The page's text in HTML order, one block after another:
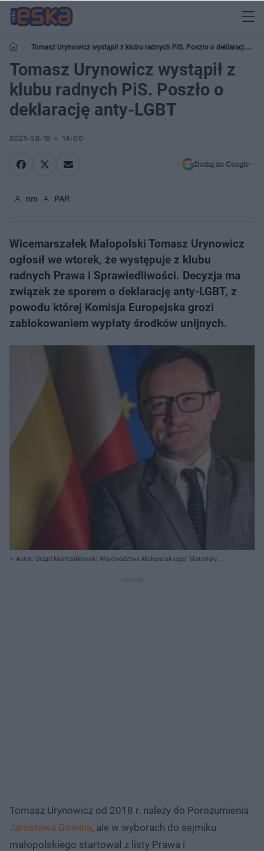
Tomasz Urynowicz wystąpił z klubu radnych PiS. Poszło o deklarację
anty-LGBT
Tomasz Urynowicz wystąpił z
klubu radnych PiS. Poszło o
deklarację anty-LGBT
2021-08-18 14:00
Dodaj do Google
nm PAP.
Wicemarszałek Małopolski Tomasz Urynowicz
ogłosił we wtorek, że występuje z klubu
radnych Prawa i Sprawiedliwości. Decyzja ma
związek ze sporem o deklarację anty-LGBT, z
powodu której Komisja Europejska grozi
zablokowaniem wypłaty środków unijnych.
Autor: Urząd Marszałkowski Województwa Małopolskiego/ Materiały
Tomasz Urynowicz od 2018 r. należy do Porozumienia
Jarosława Gowina, ale w wyborach do sejmiku
małopolskiego startował z listy Prawa i